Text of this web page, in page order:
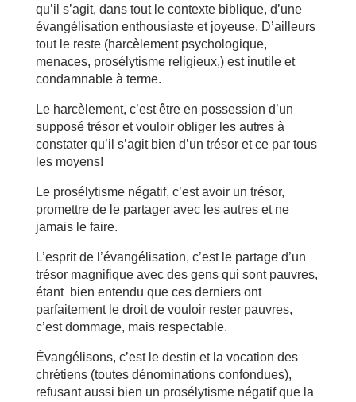
qu’il s’agit, dans tout le contexte biblique, d’une
évangélisation enthousiaste et joyeuse. D’ailleurs
tout le reste (harcèlement psychologique,
menaces, prosélytisme religieux,) est inutile et
condamnable à terme.
Le harcèlement, c’est être en possession d’un
supposé trésor et vouloir obliger les autres à
constater qu’il s’agit bien d’un trésor et ce par tous
les moyens!
Le prosélytisme négatif, c’est avoir un trésor,
promettre de le partager avec les autres et ne
jamais le faire.
L’esprit de l’évangélisation, c’est le partage d’un
trésor magnifique avec des gens qui sont pauvres,
étant bien entendu que ces derniers ont
parfaitement le droit de vouloir rester pauvres,
c’est dommage, mais respectable.
Évangélisons, c’est le destin et la vocation des
chrétiens (toutes dénominations confondues),
refusant aussi bien un prosélytisme négatif que la